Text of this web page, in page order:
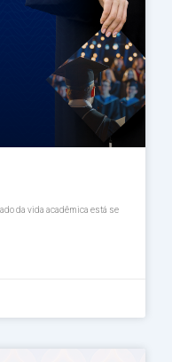
da vida acadêmica está se